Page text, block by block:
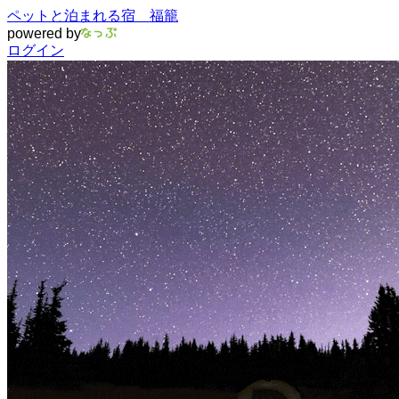
ペットと泊まれる宿 福籠
powered by
ログイン